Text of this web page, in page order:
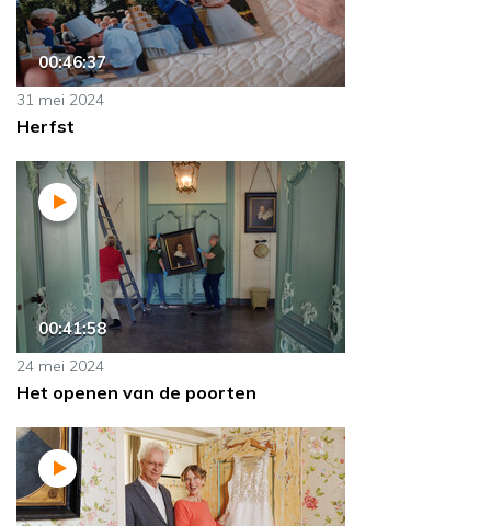
00:46:37
31 mei 2024
Herfst
00:41:58
24 mei 2024
Het openen van de poorten